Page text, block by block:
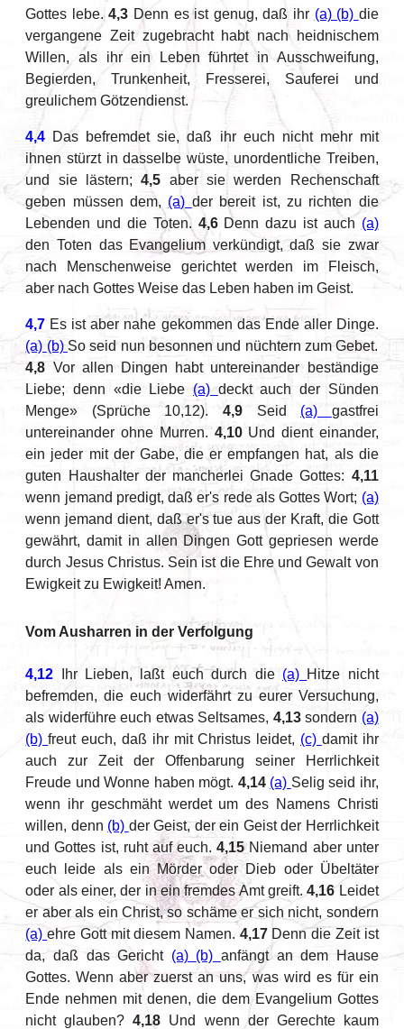
Gottes lebe.4,3 Denn es ist genug, daß ihr (a) (b) die
vergangene Zeit zugebracht habt nach heidnischem
Willen, als ihr ein Leben führtet in Ausschweifung,
Begierden, Trunkenheit, Fresserei, Sauferei und
greulichem Götzendienst.
4,4 Das befremdet sie, daß ihr euch nicht mehr mit
ihnen stürzt in dasselbe wüste, unordentliche Treiben,
und sie lästern;4,5 aber sie werden Rechenschaft
geben müssen dem, (a) der bereit ist, zu richten die
Lebenden und die Toten. 4,6Denn dazu ist auch (a)
den Toten das Evangelium verkündigt, daß sie zwar
nach Menschenweise gerichtet werden im Fleisch,
aber nach Gottes Weise das Leben haben im Geist.
4,7 Es ist aber nahe gekommen das Ende aller Dinge.
(a) (b) So seid nun besonnen und nüchtern zum Gebet.
4,8 Vor allen Dingen habt untereinander beständige
Liebe; denn «die Liebe(a)deckt auch der Sünden
Menge» (Sprüche 10,12).4,9 Seid (a) gastfrei
untereinander ohne Murren.4,10Und dient einander,
ein jeder mit der Gabe, die er empfangen hat, als die
guten Haushalter der mancherlei Gnade Gottes: 4,11
wenn jemand predigt, daß er's rede als Gottes Wort; (a)
wenn jemand dient, daß er's tue aus der Kraft, die Gott
gewährt, damit in allen Dingen Gott gepriesen werde
durch Jesus Christus. Sein ist die Ehre und Gewalt von
Ewigkeit zu Ewigkeit! Amen.
Vom Ausharren in der Verfolgung
4,12 Ihr Lieben, laßt euch durch die (a) Hitze nicht
befremden, die euch widerfährt zu eurer Versuchung,
als widerführe euch etwas Seltsames, 4,13sondern (a)
(b)freut euch, daß ihr mit Christus leidet, (c) damit ihr
auch zur Zeit der Offenbarung seiner Herrlichkeit
Freude und Wonne haben mögt. 4,14 (a) Selig seid ihr,
wenn ihr geschmäht werdet um des Namens Christi
willen, denn (b) der Geist, der ein Geist der Herrlichkeit
und Gottes ist, ruht auf euch.4,15Niemand aber unter
euch leide als ein Mörder oder Dieb oder Übeltäter
oder als einer, der in ein fremdes Amt greift.4,16Leidet
er aber als ein Christ, so schäme er sich nicht, sondern
(a)ehre Gott mit diesem Namen. 4,17Denn die Zeit ist
da, daß das Gericht (a) (b) anfängt an dem Hause
Gottes. Wenn aber zuerst an uns, was wird es für ein
Ende nehmen mit denen, die dem Evangelium Gottes
nicht glauben?4,18 Und wenn der Gerechte kaum